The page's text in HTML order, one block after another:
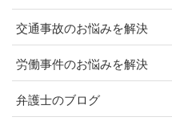
交通事故のお悩みを解決
労働事件のお悩みを解決
弁護士のブログ